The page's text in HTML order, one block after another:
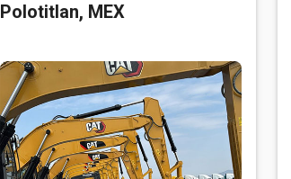
Polotitlan, MEX